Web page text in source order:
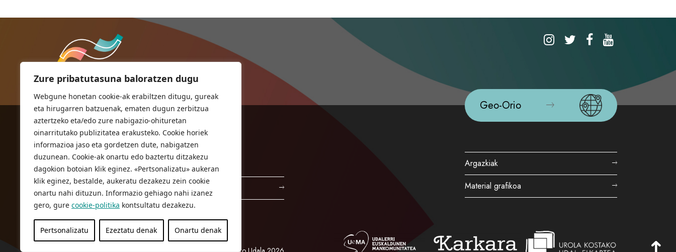
Zure pribatutasuna baloratzen dugu
Webgune honetan cookie-ak erabiltzen ditugu, gureak
eta hirugarren batzuenak, ematen dugun zerbitzua
aztertzeko eta/edo zure nabigazio-ohituretan
oinarritutako publizitatea erakusteko. Cookie horiek
informazioa jaso eta gordetzen dute, nabigatzen
duzunean. Cookie-ak onartu edo baztertu ditzakezu
dagokion botoian klik eginez. «Pertsonalizatu» aukeran
klik eginez, bestalde, aukeratu dezakezu zein cookie
onartu nahi dituzun. Informazio gehiago nahi izanez
gero, gure cookie-politika kontsultatu dezakezu.
Pertsonalizatu Ezeztatu denak Onartu denak
Geo-Orio
Argazkiak
Material grafikoa
ORIOKO UDALA
Herriko plaza,1
20810 Orio (Gipuzkoa)
T. 943 83 03 46
bulegoak@orio.eus